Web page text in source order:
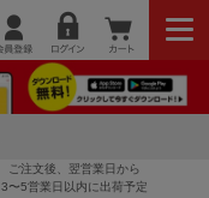
ご注文後、翌営業日から
3〜5営業日以内に出荷予定